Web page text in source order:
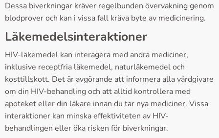
Dessa biverkningar kräver regelbunden övervakning genom
blodprover och kan i vissa fall kräva byte av medicinering.
Läkemedelsinteraktioner
HIV-läkemedel kan interagera med andra mediciner,
inklusive receptfria läkemedel, naturläkemedel och
kosttillskott. Det är avgörande att informera alla vårdgivare
om din HIV-behandling och att alltid kontrollera med
apoteket eller din läkare innan du tar nya mediciner. Vissa
interaktioner kan minska effektiviteten av HIV-
behandlingen eller öka risken för biverkningar.